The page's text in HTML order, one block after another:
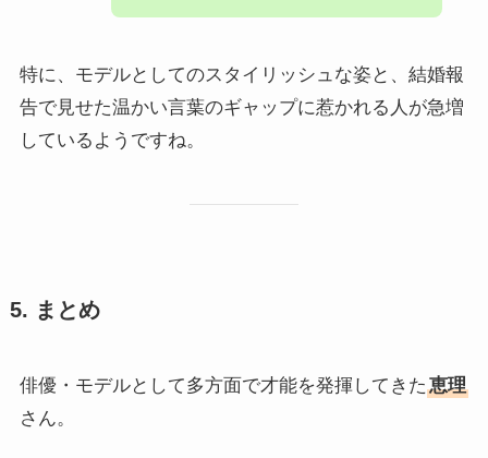
特に、モデルとしてのスタイリッシュな姿と、結婚報
告で見せた温かい言葉のギャップに惹かれる人が急増
しているようですね。
5. まとめ
俳優・モデルとして多方面で才能を発揮してきた 恵理
さん。